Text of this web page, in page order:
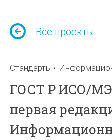
Все проекты
Стандарты
ГОСТ Р ИСО/
первая